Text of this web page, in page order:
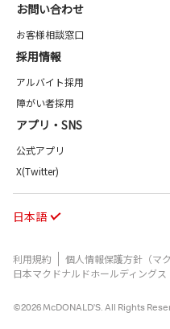
お問い合わせ
お客様相談窓口
採用情報
アルバイト採用
障がい者採用
アプリ・SNS
公式アプリ
X(Twitter)
日本語
利用規約 個人情報保護方針（マ
日本マクドナルドホールディングス
©2026 McDONALD’S. All Rights